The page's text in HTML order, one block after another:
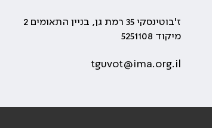
ז'בוטינסקי 35 רמת גן, בניין התאומים 2
מיקוד 5251108
tguvot@ima.org.il